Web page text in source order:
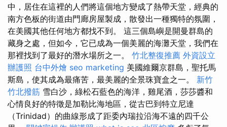
中，居住在這裡的人們將這個地方變成了熱帶天堂，經典的
南方色板的街道由門廊房屋製成，散發出一種獨特的氛圍，
在美國其他任何地方都找不到。 這三個島嶼是開曼群島的
藏身之處，但如今，它已成為一個美麗的海灘天堂，我們在
那裡找到了最好的潛水場所之一。 竹北整復推薦 外資設立
辦護照 台中外燴 seo marketing 美國維爾京群島，聖托馬
斯島，使其成為最痛苦，最美麗的全景珠寶盒之一。 新竹
竹北撥筋 雪白沙，綠松石藍色的海洋，雞尾酒，莎莎醬和
心情良好的特徵是加勒比海地區，從古巴到特立尼達
（Trinidad）的曲線形成了距委內瑞拉沿海不遠的四千公